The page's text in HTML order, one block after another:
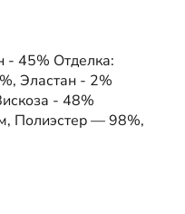
- 45% Отделка:
Эластан - 2%
- 48%
Полиэстер — 98%,